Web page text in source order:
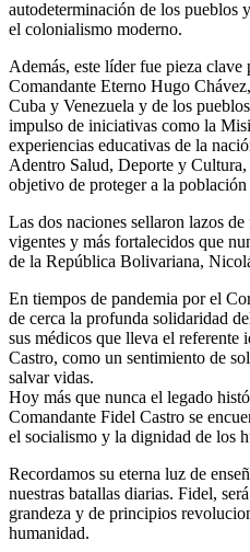
autodeterminación de los pueblos
el colonialismo moderno.
Además, este líder fue pieza clave
Comandante Eterno Hugo
Cuba y Venezuela y de los
impulso de iniciativas como la
experiencias educativas de la
Adentro Salud, Deporte y
objetivo de proteger a la población
Las dos naciones sellaron lazos
vigentes y más fortalecidos que
de la República Bolivariana,
En tiempos de pandemia por el
de cerca la profunda solidaridad
sus médicos que lleva el
Castro, como un sentimiento de
salvar vidas.
Hoy más que nunca el legado
Comandante Fidel Castro se
el socialismo y la dignidad de los
Recordamos su eterna luz de
nuestras batallas diarias. Fidel,
grandeza y de principios
humanidad.